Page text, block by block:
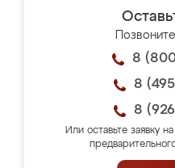
8
8
8
Или оставьте заявку